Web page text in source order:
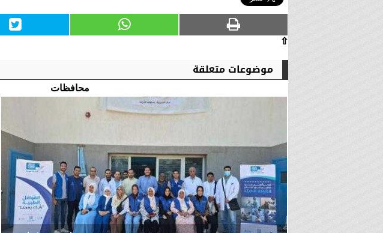
⇧
موضوعات متعلقة
محافظات